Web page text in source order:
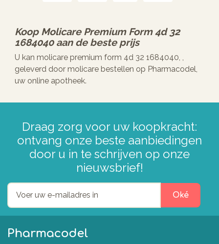
Koop Molicare Premium Form 4d 32
1684040aan de beste prijs
U kan molicare premium form 4d 32 1684040, ,
geleverd door molicare bestellen op Pharmacodel,
uw online apotheek.
Draag zorg voor uw koopkracht:
ontvang onze beste aanbiedingen
door u in te schrijven op onze
nieuwsbrief!
Oké
Pharmacodel